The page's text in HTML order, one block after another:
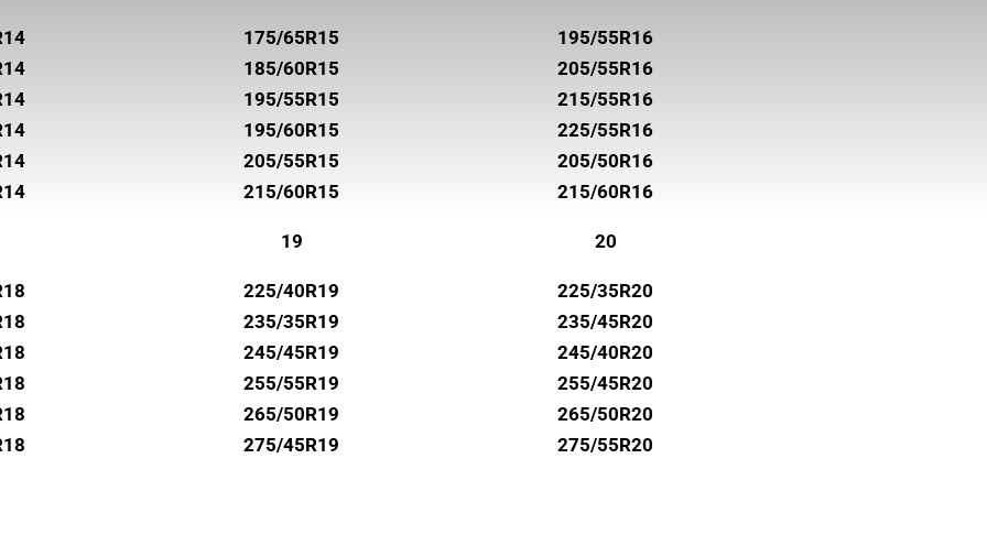
175/65R15
185/60R15
195/55R15
195/60R15
205/55R15
215/60R15
195/55R16
205/55R16
215/55R16
225/55R16
205/50R16
215/60R16
19
225/40R19
235/35R19
245/45R19
255/55R19
265/50R19
275/45R19
20
225/35R20
235/45R20
245/40R20
255/45R20
265/50R20
275/55R20